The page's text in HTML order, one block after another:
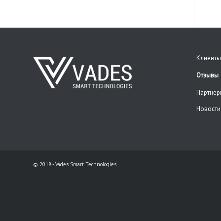
Клиенты
Отзывы
Новости
© 2018 - Vades Smart Technologies.